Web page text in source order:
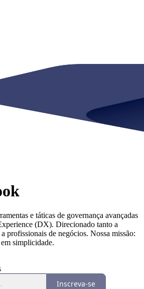
e táticas de governança avançadas
(DX). Direcionado tanto a
profissionais de negócios. Nossa missão:
simplicidade.
Inscreva-se